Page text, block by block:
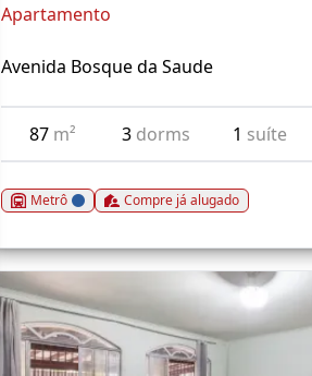
Apartamento
Avenida Bosque da Saude
87 m² 3 dorms 1 suíte
Metrô Compre já alugado